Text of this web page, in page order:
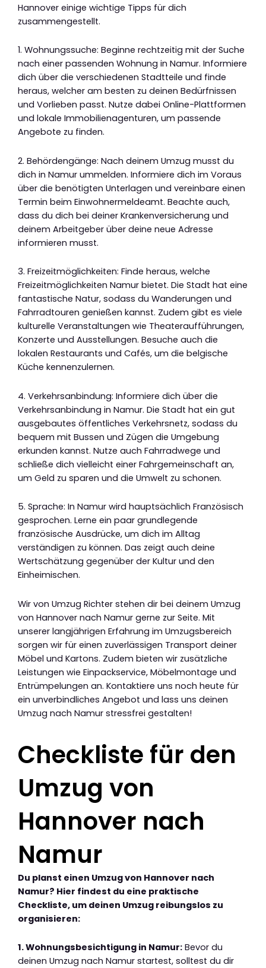
Hannover einige wichtige Tipps für dich
zusammengestellt.
1. Wohnungssuche: Beginne rechtzeitig mit der Suche
nach einer passenden Wohnung in Namur. Informiere
dich über die verschiedenen Stadtteile und finde
heraus, welcher am besten zu deinen Bedürfnissen
und Vorlieben passt. Nutze dabei Online-Plattformen
und lokale Immobilienagenturen, um passende
Angebote zu finden.
2. Behördengänge: Nach deinem Umzug musst du
dich in Namur ummelden. Informiere dich im Voraus
über die benötigten Unterlagen und vereinbare einen
Termin beim Einwohnermeldeamt. Beachte auch,
dass du dich bei deiner Krankenversicherung und
deinem Arbeitgeber über deine neue Adresse
informieren musst.
3. Freizeitmöglichkeiten: Finde heraus, welche
Freizeitmöglichkeiten Namur bietet. Die Stadt hat eine
fantastische Natur, sodass du Wanderungen und
Fahrradtouren genießen kannst. Zudem gibt es viele
kulturelle Veranstaltungen wie Theateraufführungen,
Konzerte und Ausstellungen. Besuche auch die
lokalen Restaurants und Cafés, um die belgische
Küche kennenzulernen.
4. Verkehrsanbindung: Informiere dich über die
Verkehrsanbindung in Namur. Die Stadt hat ein gut
ausgebautes öffentliches Verkehrsnetz, sodass du
bequem mit Bussen und Zügen die Umgebung
erkunden kannst. Nutze auch Fahrradwege und
schließe dich vielleicht einer Fahrgemeinschaft an,
um Geld zu sparen und die Umwelt zu schonen.
5. Sprache: In Namur wird hauptsächlich Französisch
gesprochen. Lerne ein paar grundlegende
französische Ausdrücke, um dich im Alltag
verständigen zu können. Das zeigt auch deine
Wertschätzung gegenüber der Kultur und den
Einheimischen.
Wir von Umzug Richter stehen dir bei deinem Umzug
von Hannover nach Namur gerne zur Seite. Mit
unserer langjährigen Erfahrung im Umzugsbereich
sorgen wir für einen zuverlässigen Transport deiner
Möbel und Kartons. Zudem bieten wir zusätzliche
Leistungen wie Einpackservice, Möbelmontage und
Entrümpelungen an. Kontaktiere uns noch heute für
ein unverbindliches Angebot und lass uns deinen
Umzug nach Namur stressfrei gestalten!
Checkliste für den
Umzug von
Hannover nach
Namur
Du planst einen Umzug von Hannover nach
Namur? Hier findest du eine praktische
Checkliste, um deinen Umzug reibungslos zu
organisieren:
1. Wohnungsbesichtigung in Namur: Bevor du
deinen Umzug nach Namur startest, solltest du dir